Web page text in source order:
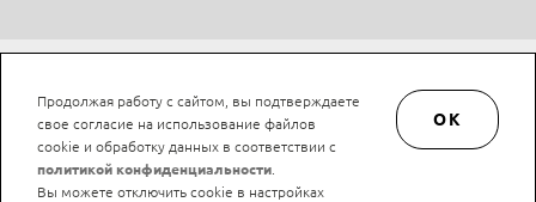
Не является публичной офертой © LAN-art.ru, 2013—2026. Все права защищены.
Политика конфиденциальности.
Положение об обработке и защите персональных
данных.
Продолжая работу с сайтом, вы подтверждаете
свое согласие на использование файлов
cookie и обработку данных в соответствии с
политикой конфиденциальности
Вы можете отключить cookie в настройках
OK